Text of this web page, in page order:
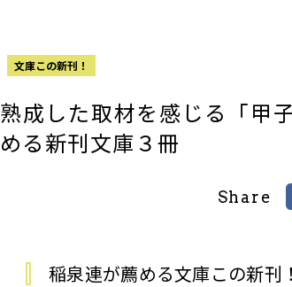
文庫この新刊！
熟成した取材を感じる「甲
める新刊文庫３冊
Share
稲泉連が薦める文庫この新刊！